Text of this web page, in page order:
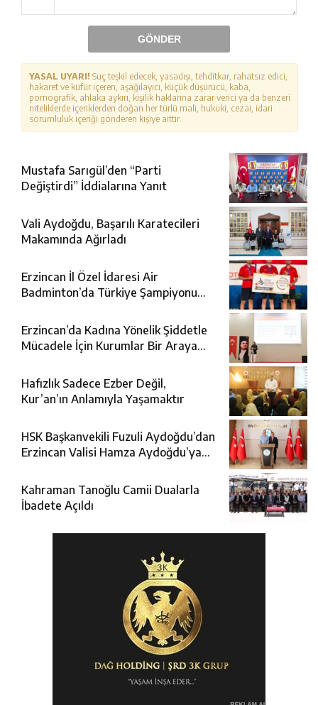
GÖNDER
YASAL UYARI! Suç teşkil edecek, yasadışı, tehditkar, rahatsız edici,
hakaret ve küfür içeren, aşağılayıcı, küçük düşürücü, kaba,
pornografik, ahlaka aykırı, kişilik haklarına zarar verici ya da benzeri
niteliklerde içeriklerden doğan her türlü mali, hukuki, cezai, idari
sorumluluk içeriği gönderen kişiye aittir.
Mustafa Sarıgül’den “Parti
Değiştirdi” İddialarına Yanıt
Vali Aydoğdu, Başarılı Karatecileri
Makamında Ağırladı
Erzincan İl Özel İdaresi Air
Badminton’da Türkiye Şampiyonu
Erzincan’da Kadına Yönelik Şiddetle
Mücadele İçin Kurumlar Bir Araya
Hafızlık Sadece Ezber Değil,
Kur’an’ın Anlamıyla Yaşamaktır
HSK Başkanvekili Fuzuli Aydoğdu’dan
Erzincan Valisi Hamza Aydoğdu’ya
Kahraman Tanoğlu Camii Dualarla
İbadete Açıldı